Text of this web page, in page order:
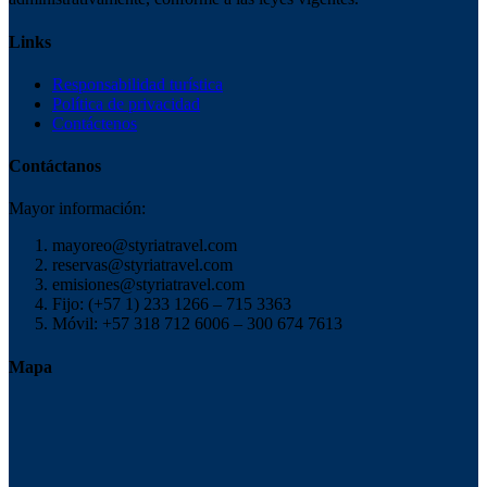
Links
Responsabilidad turística
Política de privacidad
Contáctenos
Contáctanos
Mayor información:
mayoreo@styriatravel.com
reservas@styriatravel.com
emisiones@styriatravel.com
Fijo: (+57 1) 233 1266 – 715 3363
Móvil: +57 318 712 6006 – 300 674 7613
Mapa